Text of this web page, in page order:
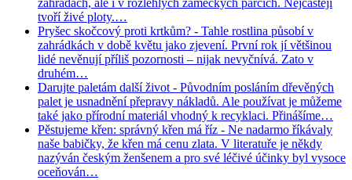
zahradách, ale i v rozlehlých zámeckých parcích. Nejčastěji
tvoří živé ploty.…
Pryšec skočcový proti krtkům? - Tahle rostlina působí v
zahrádkách v době květu jako zjevení. První rok jí většinou
lidé nevěnují příliš pozornosti – nijak nevyčnívá. Zato v
druhém…
Darujte paletám další život - Původním posláním dřevěných
palet je usnadnění přepravy nákladů. Ale používat je můžeme
také jako přírodní materiál vhodný k recyklaci. Přinášíme…
Pěstujeme křen: správný křen má říz - Ne nadarmo říkávaly
naše babičky, že křen má cenu zlata. V literatuře je někdy
nazýván českým ženšenem a pro své léčivé účinky byl vysoce
oceňován…